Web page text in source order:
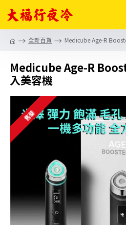
全新百貨 Medicube Age-R
Medicube Age-R
入美容機
售罄